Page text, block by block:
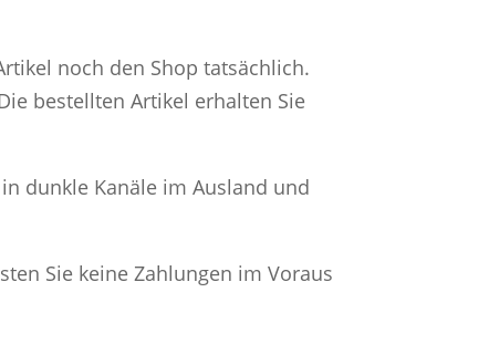
noch den Shop tatsächlich.
bestellten Artikel erhalten Sie
dunkle Kanäle im Ausland und
Sie keine Zahlungen im Voraus